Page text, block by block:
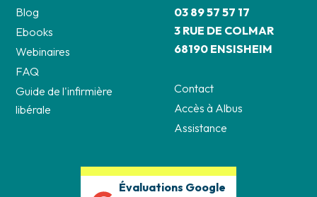
Blog
Ebooks
Webinaires
FAQ
Guide de l'infirmière
libérale
03 89 57 57 17
3 RUE DE COLMAR
68190 ENSISHEIM
Contact
Accès à Albus
Assistance
Évaluations Google